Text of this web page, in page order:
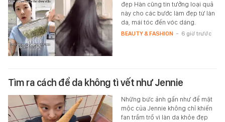
đẹp Hàn cũng tin tưởng loại quả
này cho các bước làm đẹp từ làn
da, mái tóc đến vóc dáng.
BEAUTY & FASHION - 6 giờ trước
Tìm ra cách để da không tì vết như Jennie
Những bức ảnh gần như để mặt
mộc của Jennie không chỉ khiến
fan trầm trồ vì làn da khỏe đẹp